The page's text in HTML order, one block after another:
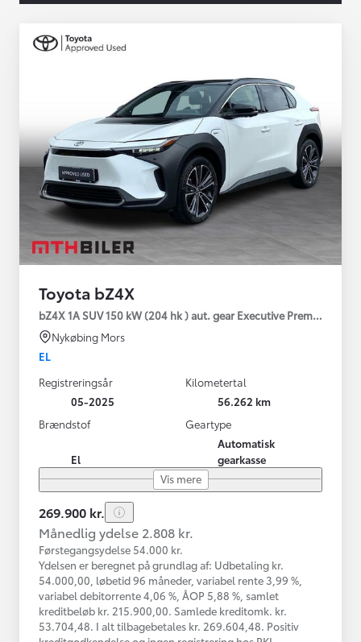
Toyota bZ4X
bZ4X 1A SUV 150 kW (204 hk ) aut. gear Executive Premium
Nykøbing Mors
EL
Registreringsår
05-2025
Kilometertal
56.262 km
Brændstof
El
Geartype
Automatisk
gearkasse
Vis mere
269.900 kr.
Månedlig ydelse 2.808 kr.
Førstegangsydelse 54.000 kr.
Ydelsen er beregnet på grundlag af: Udbetaling kr.
54.000,00, løbetid 96 måneder, variabel rente 3,99 %,
variabel debitorrente 4,06 %, ÅOP 5,88 %, samlet
kreditbeløb kr. 215.900,00. Samlede kreditomk. kr.
53.704,48. I alt tilbagebetales kr. 269.604,48. Positiv